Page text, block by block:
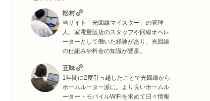
松村
当サイト「光回線マイスター」の管理
人。家電量販店のスタッフや回線オペレ
ーターとして働いた経験があり、光回線
の仕組みや料金の知識が豊富。
五味
1年間に2度引っ越したことで光回線から
ホームルーター派に。より良いホームル
ーター・モバイルWiFiを求めて日々情報